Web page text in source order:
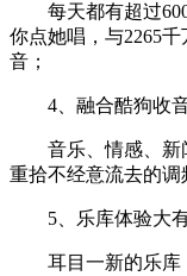
每天都有超过
你点她唱，与2265
音；
4、融合酷狗收
音乐、情感、新
重拾不经意流去的调
5、乐库体验大有
耳目一新的乐库